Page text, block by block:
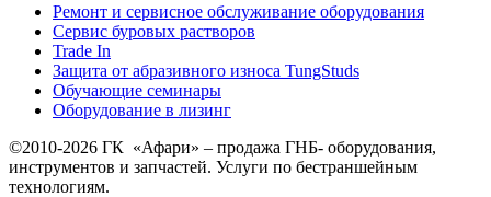
Ремонт и сервисное обслуживание оборудования
Сервис буровых растворов
Trade In
Защита от абразивного износа TungStuds
Обучающие семинары
Оборудование в лизинг
©2010-2026 ГК «Афари» – продажа ГНБ- оборудования,
инструментов и запчастей. Услуги по бестраншейным
технологиям.